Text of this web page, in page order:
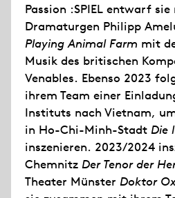
Passion :SPIEL entwarf
Dramaturgen Philipp
Playing Animal Farm mit
Musik des britischen
Venables. Ebenso 2023
ihrem Team einer
Instituts nach Vietnam,
in Ho-Chi-Minh-Stadt Die
inszenieren. 2023/2024
Chemnitz Der Tenor der
Theater Münster Doktor